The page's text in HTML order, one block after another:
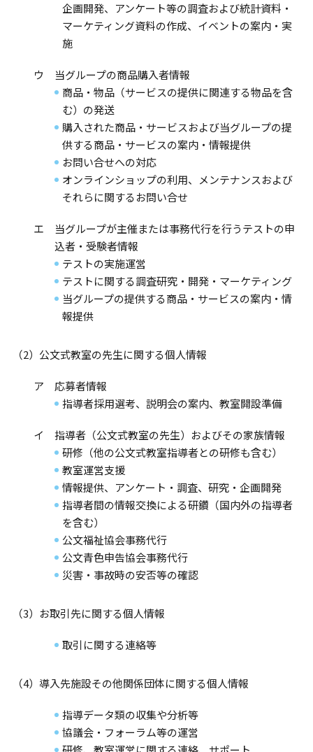
企画開発、アンケート等の調査および統計資料・
マーケティング資料の作成、イベントの案内・実
施
ウ 当グループの商品購入者情報
商品・物品（サービスの提供に関連する物品を含
む）の発送
購入された商品・サービスおよび当グループの提
供する商品・サービスの案内・情報提供
お問い合せへの対応
オンラインショップの利用、メンテナンスおよび
それらに関するお問い合せ
エ 当グループが主催または事務代行を行うテストの申
込者・受験者情報
テストの実施運営
テストに関する調査研究・開発・マーケティング
当グループの提供する商品・サービスの案内・情
報提供
（2）公文式教室の先生に関する個人情報
ア 応募者情報
指導者採用選考、説明会の案内、教室開設準備
イ 指導者（公文式教室の先生）およびその家族情報
研修（他の公文式教室指導者との研修も含む）
教室運営支援
情報提供、アンケート・調査、研究・企画開発
指導者間の情報交換による研鑽（国内外の指導者
を含む）
公文福祉協会事務代行
公文青色申告協会事務代行
災害・事故時の安否等の確認
（3）お取引先に関する個人情報
取引に関する連絡等
（4）導入先施設その他関係団体に関する個人情報
指導データ類の収集や分析等
協議会・フォーラム等の運営